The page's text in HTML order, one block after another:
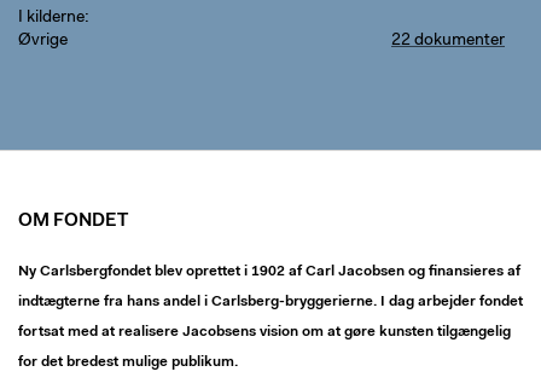
I kilderne
Øvrige
22 dokumenter
OM FONDET
Ny Carlsbergfondet blev oprettet i 1902 af Carl Jacobsen og finansieres af
indtægterne fra hans andel i Carlsberg-bryggerierne. I dag arbejder fondet
fortsat med at realisere Jacobsens vision om at gøre kunsten tilgængelig
for det bredest mulige publikum.